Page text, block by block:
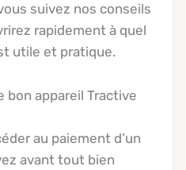
suivez nos conseils
rapidement à quel
utile et pratique.
bon appareil Tractive
au paiement d’un
avant tout bien